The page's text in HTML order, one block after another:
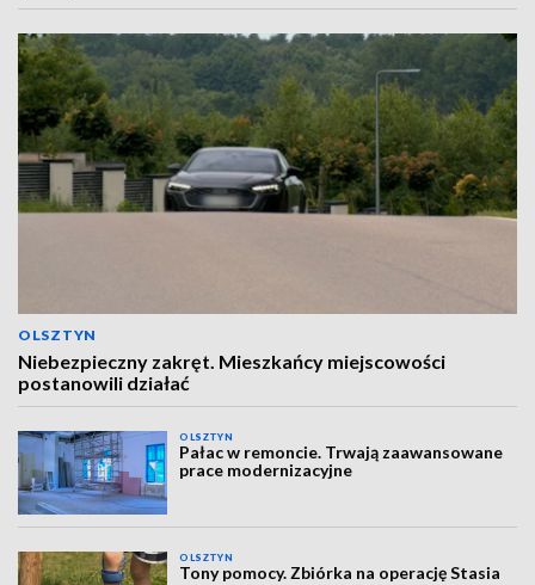
OLSZTYN
Niebezpieczny zakręt. Mieszkańcy miejscowości
postanowili działać
OLSZTYN
Pałac w remoncie. Trwają zaawansowane
prace modernizacyjne
OLSZTYN
Tony pomocy. Zbiórka na operację Stasia